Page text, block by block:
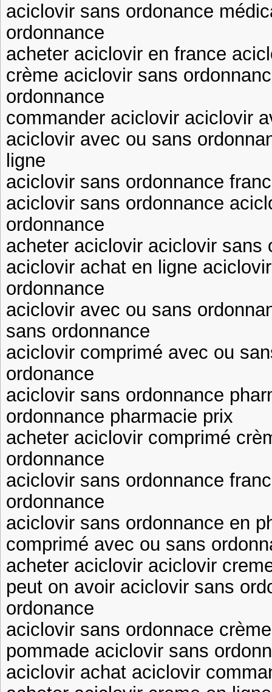
aciclovir sans ordonance
ordonnance
acheter aciclovir en france
crème aciclovir sans
ordonnance
commander aciclovir aciclovir
aciclovir avec ou sans
ligne
aciclovir sans ordonnance
aciclovir sans ordonnance
ordonnance
acheter aciclovir aciclovir sans
aciclovir achat en ligne
ordonnance
aciclovir avec ou sans
sans ordonnance
aciclovir comprimé avec ou
ordonance
aciclovir sans ordonnance
ordonnance pharmacie prix
acheter aciclovir comprimé
ordonnance
aciclovir sans ordonnance
ordonnance
aciclovir sans ordonnance en
comprimé avec ou sans
acheter aciclovir aciclovir
peut on avoir aciclovir sans
ordonance
aciclovir sans ordonnace
pommade aciclovir sans
aciclovir achat aciclovir